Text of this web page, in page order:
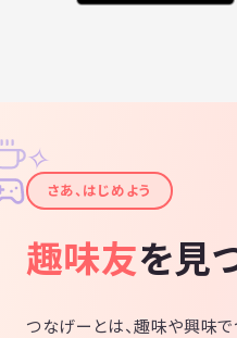
✦
✧
さあ、はじめよう
趣味友を見
つなげーとは、趣味や興味で